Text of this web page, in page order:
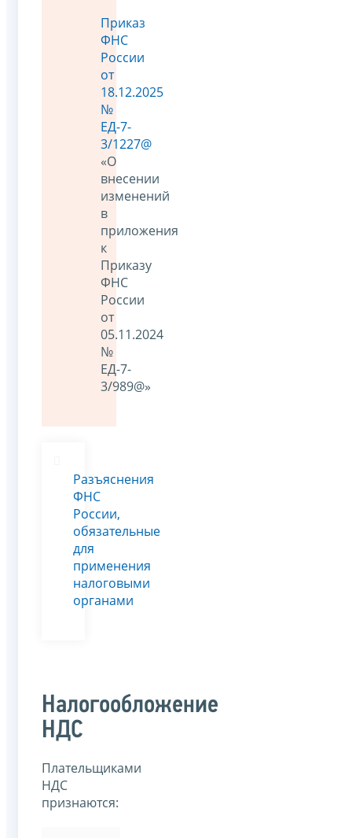
Приказ
ФНС
России
от
18.12.2025
№
ЕД-7-
3/1227@
«О
внесении
изменений
в
приложения
к
Приказу
ФНС
России
от
05.11.2024
№
ЕД-7-
3/989@»
Разъяснения
ФНС
России,
обязательные
для
применения
налоговыми
органами
Налогообложение
НДС
Плательщиками
НДС
признаются: